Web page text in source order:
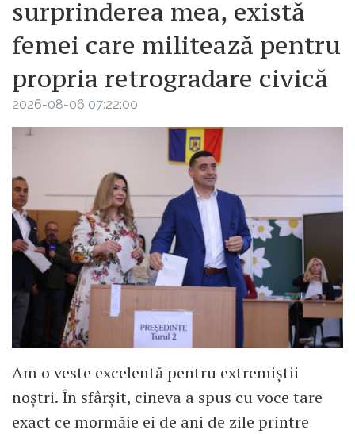
surprinderea mea, există
femei care militează pentru
propria retrogradare civică
2026-08-06 07:22:00
Am o veste excelentă pentru extremiștii
noștri. În sfârșit, cineva a spus cu voce tare
exact ce mormăie ei de ani de zile printre